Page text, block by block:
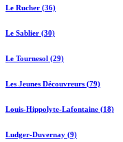
Le Rucher (36)
Le Sablier (30)
Le Tournesol (29)
Les Jeunes Découvreurs (79)
Louis-Hippolyte-Lafontaine (18)
Ludger-Duvernay (9)